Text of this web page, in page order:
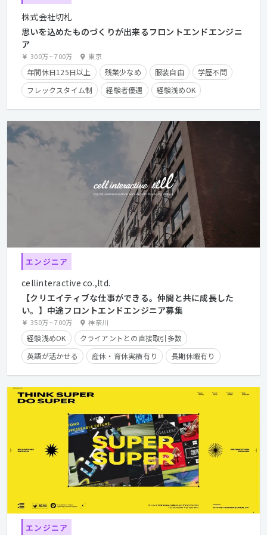
株式会社切札
思いを込めたものづくりが出来るフロントエンドエンジニ
ア
300万~700万 東京
年間休日125日以上 残業少なめ 服装自由
学歴不問
フレックスタイム制
経験者優遇 経験浅めOK
エンジニア
cellinteractive co.,ltd.
【クリエイティブな仕事ができる。仲間と共に成長した
い。】中途フロントエンドエンジニア募集
350万~700万 神奈川
経験浅めOK
クライアントとの直接取引多数
英語が活かせる
産休・育休実績有り
長期休暇有り
時短勤務有り
学歴不問 経験者優遇 第二新卒歓迎
エンジニア